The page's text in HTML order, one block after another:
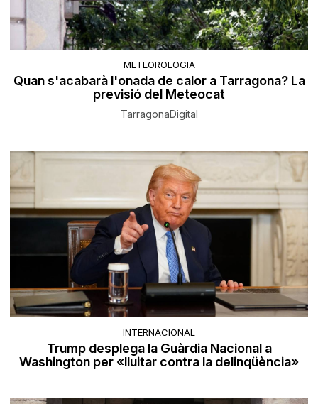
METEOROLOGIA
Quan s'acabarà l'onada de calor a Tarragona? La
previsió del Meteocat
TarragonaDigital
INTERNACIONAL
Trump desplega la Guàrdia Nacional a
Washington per «lluitar contra la delinqüència»